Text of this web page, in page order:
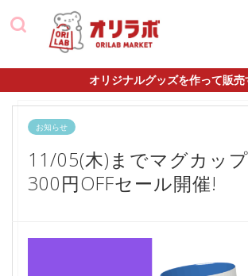
オリジナルグッズを作って販売
お知らせ
11/05(木)までマグカッ
300円OFFセール開催!